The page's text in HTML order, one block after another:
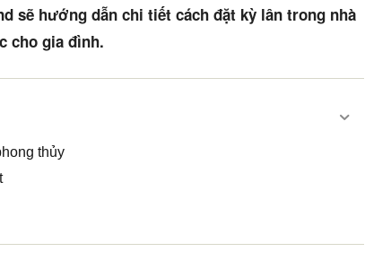
sẽ hướng dẫn chi tiết cách đặt kỳ lân trong nhà
cho gia đình.
thủy